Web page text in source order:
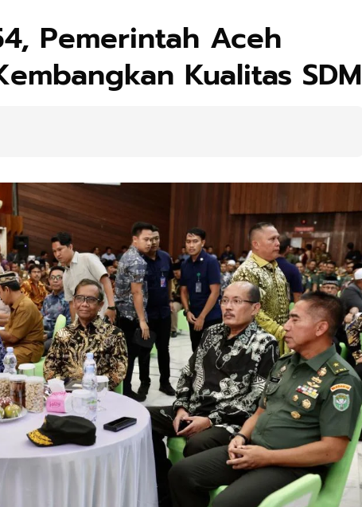
Pemerintah Aceh
Kualitas SDM